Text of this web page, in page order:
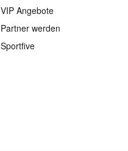
VIP Angebote
Partner werden
Sportfive